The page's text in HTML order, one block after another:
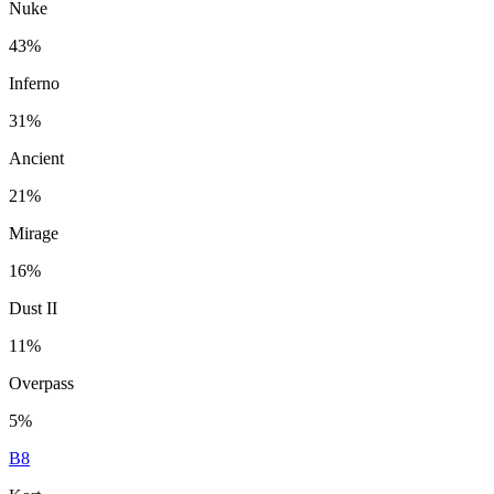
Nuke
43%
Inferno
31%
Ancient
21%
Mirage
16%
Dust II
11%
Overpass
5%
B8